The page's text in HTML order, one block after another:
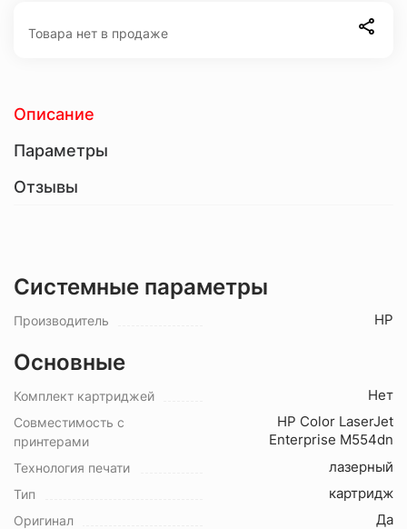
Товара нет в продаже
Описание
Параметры
Отзывы
Системные параметры
Производитель HP
Основные
Комплект картриджей Нет
Совместимость с
принтерами
HP Color LaserJet
Enterprise M554dn
Технология печати лазерный
Тип картридж
Оригинал Да